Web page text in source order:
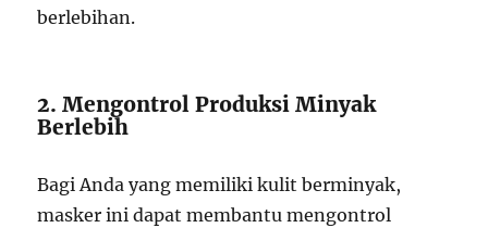
berlebihan.
2. Mengontrol Produksi Minyak
Berlebih
Bagi Anda yang memiliki kulit berminyak,
masker ini dapat membantu mengontrol